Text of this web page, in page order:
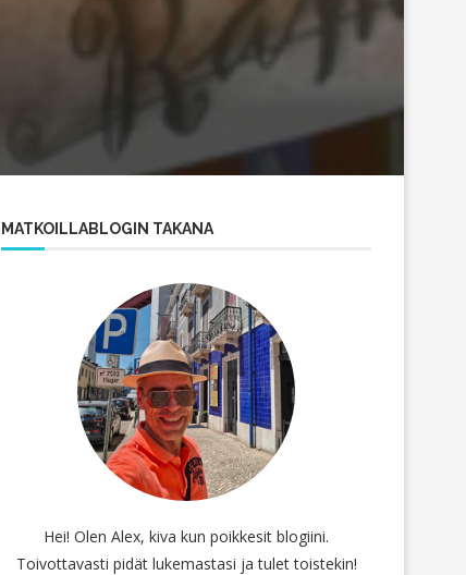
MATKOILLABLOGIN TAKANA
Hei! Olen Alex, kiva kun poikkesit blogiini.
Toivottavasti pidät lukemastasi ja tulet toistekin!